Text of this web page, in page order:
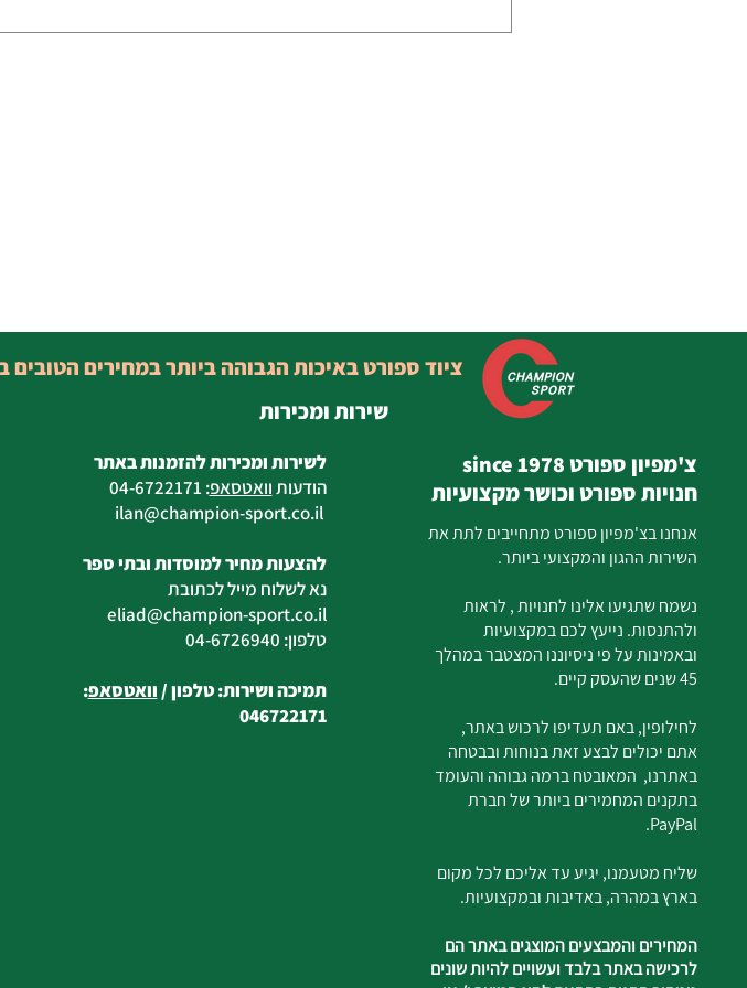
לשירות ומכירות להזמנות באתר
הודעותוואטסאפ:
04-6722171
ilan
@champion-sport.co.il
להצעות מחיר למוסדות ובתי ספר
נא לשלוח מייל לכתובת
eliad@champion-sport.co.il
טלפון: 04-6726940
תמיכה ושירות: טלפון /וואטסאפ:
046722171
צ'מפיון ספורט since 1978
חנויות ספורט וכושר מקצועיות
אנחנו בצ'מפיון ספורט מתחייבים לתת את
השירות ההגון והמקצועי ביותר.
נשמח שתגיעו אלינו לחנויות , לראות
ולהתנסות. נייעץ לכם במקצועיות
ובאמינות על פי ניסיוננו המצטבר במהלך
45 שנים שהעסק קיים.
לחילופין, באם תעדיפו לרכוש באתר,
אתם יכולים לבצע זאת בנוחות ובבטחה
באתרנו, המאובטח ברמה גבוהה והעומד
בתקנים המחמירים ביותר של חברת
PayPal.
שליח מטעמנו, יגיע עד אליכם לכל מקום
בארץ במהרה, באדיבות ובמקצועיות.
המחירים והמבצעים המוצגים באתר הם
לרכישה באתר בלבד ועשויים להיות שונים
שירות ומכירות
ציוד ספורט באיכות הגבוהה ביותר במחירים